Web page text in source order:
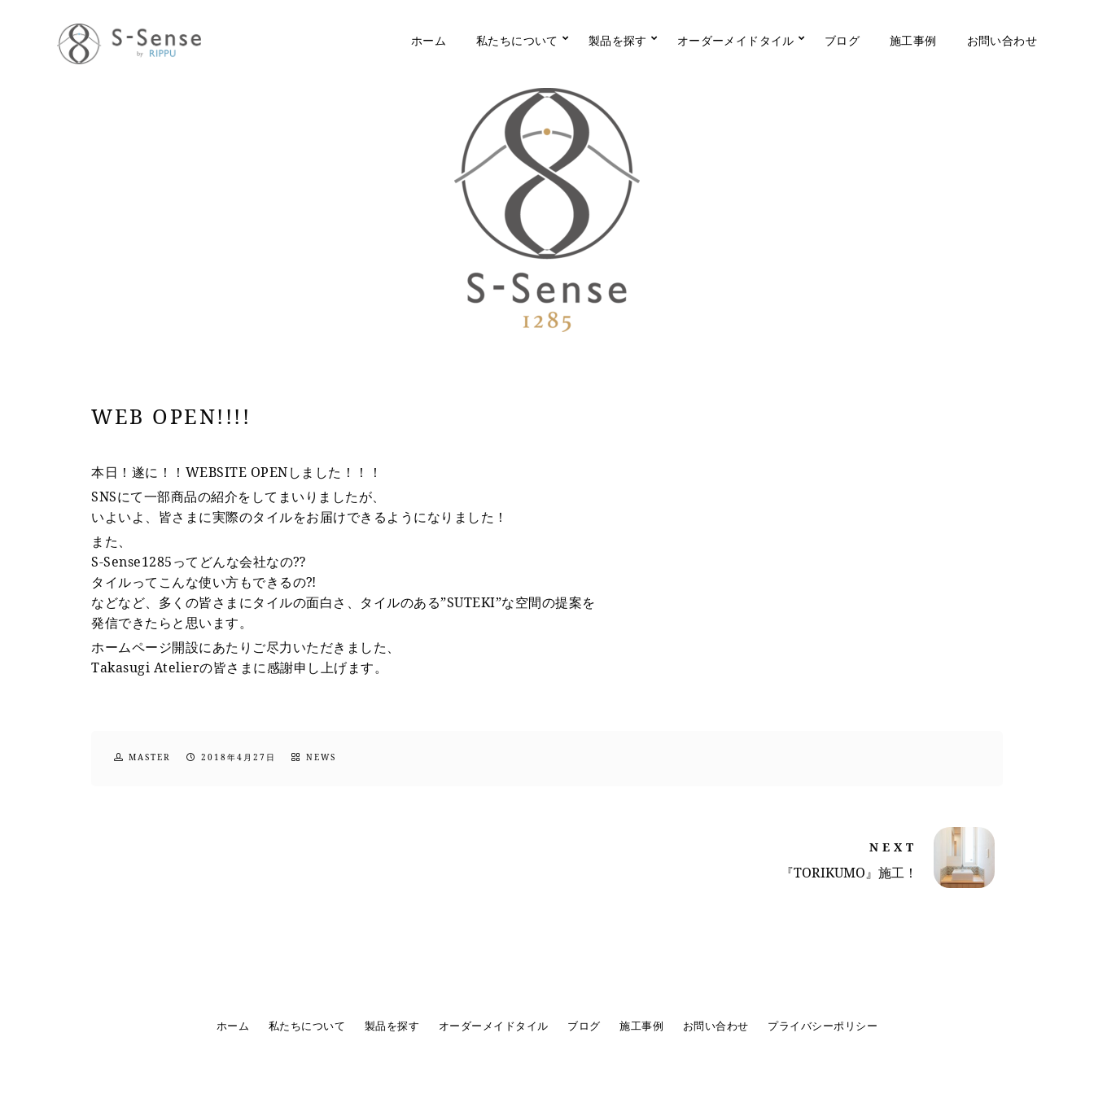
ホーム 私たちについて 製品を探す オーダーメイドタイル ブログ 施工事例 お問い合わせ
WEB OPEN!!!!
本日！遂に！！WEBSITE OPENしました！！！
SNSにて一部商品の紹介をしてまいりましたが、
いよいよ、皆さまに実際のタイルをお届けできるようになりました！
また、
S-Sense1285ってどんな会社なの⁇
タイルってこんな使い方もできるの⁈
などなど、多くの皆さまにタイルの面白さ、タイルのある”SUTEKI”な空間の提案を
発信できたらと思います。
ホームページ開設にあたりご尽力いただきました、
Takasugi Atelierの皆さまに感謝申し上げます。
MASTER 2018年4月27日 NEWS
NEXT
『TORIKUMO』施工！
ホーム 私たちについて 製品を探す オーダーメイドタイル ブログ 施工事例 お問い合わせ プライバシーポリシー